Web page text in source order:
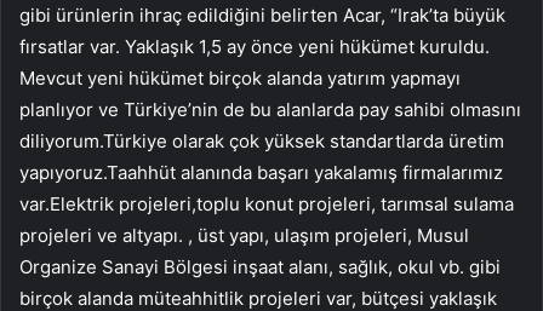
gibi ürünlerin ihraç edildiğini belirten Acar, “Irak’ta büyük
fırsatlar var. Yaklaşık 1,5 ay önce yeni hükümet kuruldu.
Mevcut yeni hükümet birçok alanda yatırım yapmayı
planlıyor ve Türkiye’nin de bu alanlarda pay sahibi olmasını
diliyorum.Türkiye olarak çok yüksek standartlarda üretim
yapıyoruz.Taahhüt alanında başarı yakalamış firmalarımız
var.Elektrik projeleri,toplu konut projeleri, tarımsal sulama
projeleri ve altyapı. , üst yapı, ulaşım projeleri, Musul
Organize Sanayi Bölgesi inşaat alanı, sağlık, okul vb. gibi
birçok alanda müteahhitlik projeleri var, bütçesi yaklaşık